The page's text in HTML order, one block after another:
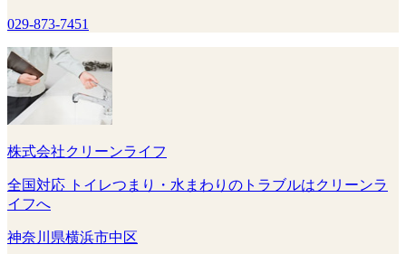
029-873-7451
株式会社クリーンライフ
全国対応 トイレつまり・水まわりのトラブルはクリーンラ
イフへ
神奈川県横浜市中区